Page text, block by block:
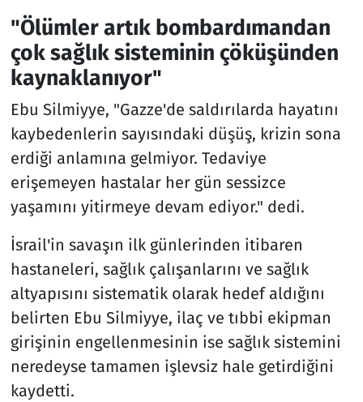
"Ölümler artık bombardımandan
çok sağlık sisteminin çöküşünden
kaynaklanıyor"
Ebu Silmiyye, "Gazze'de saldırılarda hayatını
kaybedenlerin sayısındaki düşüş, krizin sona
erdiği anlamına gelmiyor. Tedaviye
erişemeyen hastalar her gün sessizce
yaşamını yitirmeye devam ediyor." dedi.
İsrail'in savaşın ilk günlerinden itibaren
hastaneleri, sağlık çalışanlarını ve sağlık
altyapısını sistematik olarak hedef aldığını
belirten Ebu Silmiyye, ilaç ve tıbbi ekipman
girişinin engellenmesinin ise sağlık sistemini
neredeyse tamamen işlevsiz hale getirdiğini
kaydetti.